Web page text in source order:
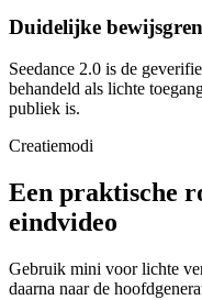
Duidelijke
Seedance 2.0 is de
behandeld als lichte
publiek is.
Creatiemodi
Een praktische
eindvideo
Gebruik mini voor lichte
daarna naar de